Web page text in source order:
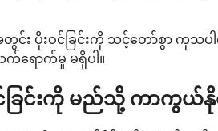
ပိုးဝင်ခြင်းကို သင့်တော်စွာ ကုသပါ
သက်ရောက်မှု မရှိပါ။
င်ခြင်းကို မည်သို့ ကာကွယ်